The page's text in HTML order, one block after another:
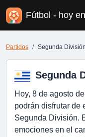
Fútbol - hoy
Partidos Segunda División
Segunda
Hoy, 8 de agosto
podrán disfrutar de
Segunda División.
emociones en el